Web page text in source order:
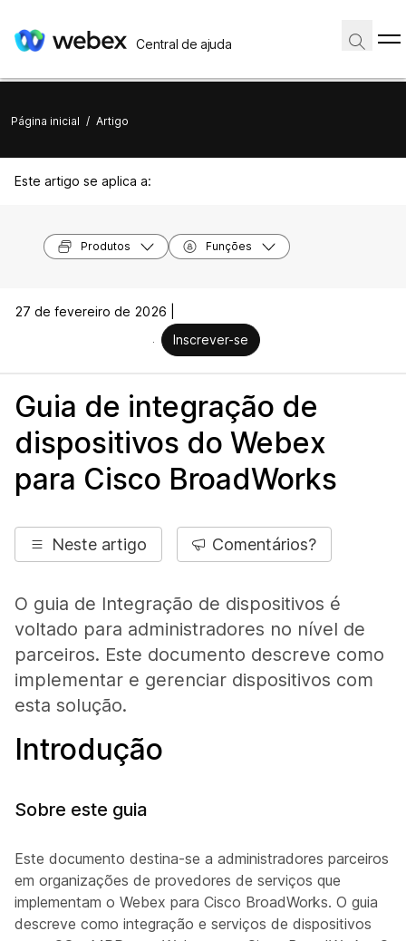
Central de ajuda
Página inicial / Artigo
Este artigo se aplica a:
Produtos Funções
27 de fevereiro de 2026 |
Inscrever-se
Guia de integração de
dispositivos do Webex
para Cisco BroadWorks
Neste artigo Comentários?
O guia de Integração de dispositivos é
voltado para administradores no nível de
parceiros. Este documento descreve como
implementar e gerenciar dispositivos com
esta solução.
Introdução
Sobre este guia
Este documento destina-se a administradores parceiros
em organizações de provedores de serviços que
implementam o Webex para Cisco BroadWorks. O guia
descreve como integração e serviços de dispositivos